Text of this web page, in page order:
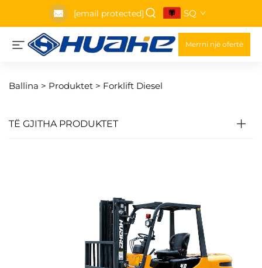
[email protected] SQ
Merrni një ofertë
Ballina > Produktet > Forklift Diesel
TË GJITHA PRODUKTET